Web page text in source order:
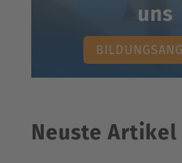
uns
Neuste Artikel